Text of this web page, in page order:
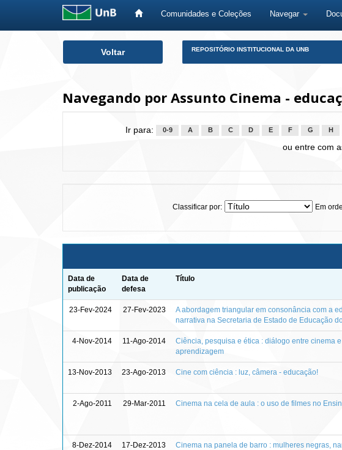
Comunidades e Coleções Navegar
Voltar REPOSITÓRIO INSTITUCIONAL DA UNB
Navegando por Assunto Cinema -
Ir para: 0-9 A B C D E F G H
ou entre com
Classificar por: Em
Data de
publicação
Data de
defesa
Título
23-Fev-2024 27-Fev-2023
A abordagem triangular em consonância com a
narrativa na Secretaria de Estado de Educação
4-Nov-2014 11-Ago-2014
Ciência, pesquisa e ética : diálogo entre cinema
aprendizagem
13-Nov-2013 23-Ago-2013 Cine com ciência : luz, câmera - educação!
2-Ago-2011 29-Mar-2011 Cinema na cela de aula : o uso de filmes no
8-Dez-2014 17-Dez-2013 Cinema na panela de barro : mulheres negras,